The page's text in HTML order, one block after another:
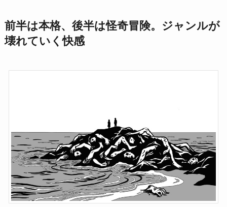
前半は本格、後半は怪奇冒険。ジャンルが
壊れていく快感